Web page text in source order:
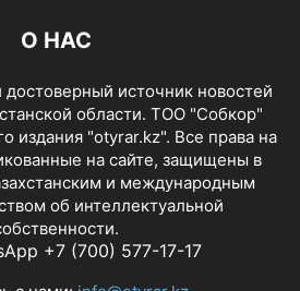
О НАС
достоверный источник новостей
области. ТОО "Собкор"
издания "otyrar.kz". Все права на
на сайте, защищены в
и международным
об интеллектуальной
+7 (700) 577-17-17